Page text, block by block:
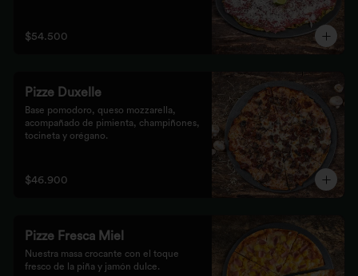
$54.500
Pizze Duxelle
Base pomodoro, queso mozzarella,
acompañado de pimienta, champiñones,
tocineta y orégano.
$46.900
Pizze Fresca Miel
Nuestra masa crocante con el toque
fresco de la piña y jamón dulce.